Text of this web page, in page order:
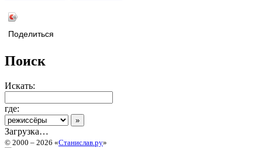
Поделиться
Поиск
Искать:
где:
Загрузка…
© 2000 – 2026 «Станислав.ру»